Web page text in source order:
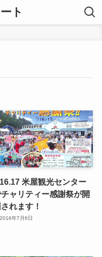
ト
米屋観光センター
ャリティー感謝祭が開
れます！
2016年7月6日